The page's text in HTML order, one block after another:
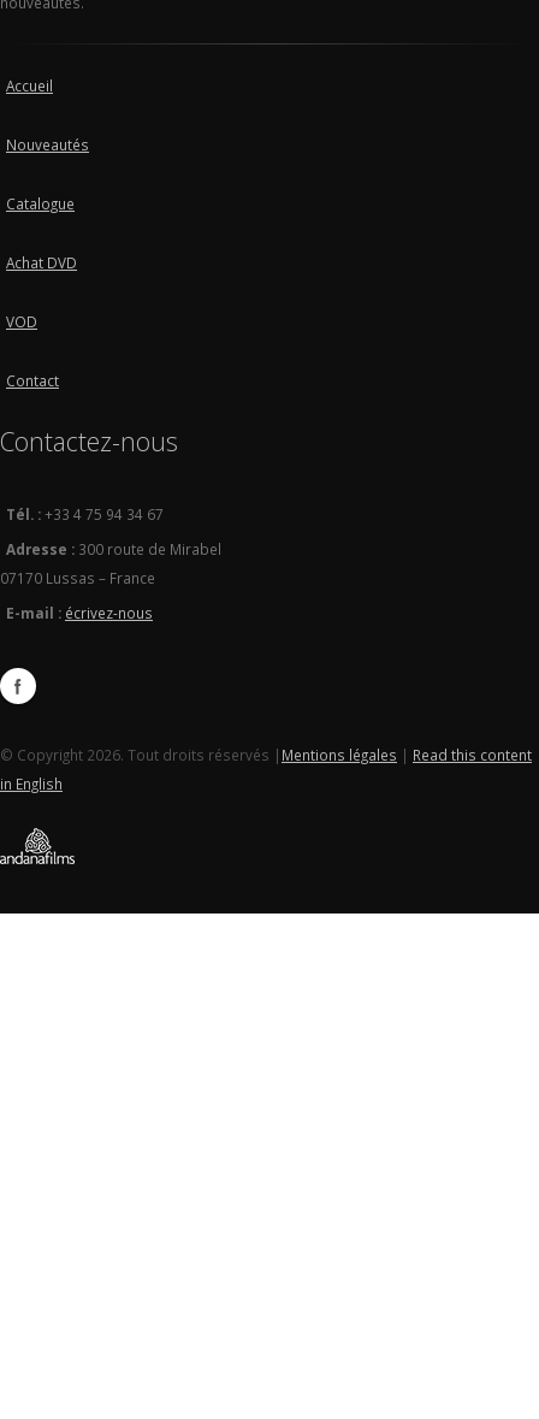
Accueil
Nouveautés
Catalogue
Achat DVD
VOD
Contact
Contactez-nous
Tél. :+33 4 75 94 34 67
Adresse : 300 route de Mirabel
07170 Lussas – France
E-mail : écrivez-nous
© Copyright 2026. Tout droits réservés | Mentions légales | Read this content
in English